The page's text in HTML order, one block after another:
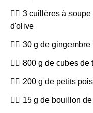
3 cuillères à
d'olive
30 g de gingembre
800 g de cubes de
200 g de petits
15 g de bouillon